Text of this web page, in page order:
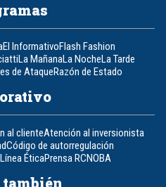
El InformativoFlash Fashion
La MañanaLa NocheLa Tarde
de AtaqueRazón de Estado
al clienteAtención al inversionista
Código de autorregulación
Línea ÉticaPrensa RCNOBA